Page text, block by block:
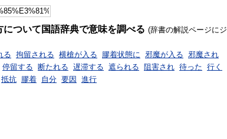
について国語辞典で意味を調べる (辞書の解説ページにジ
る 拘留される 横槍が入る 膠着状態に 邪魔が入る 邪魔され
停留する 断たれる 遅滞する 遮られる 阻害され 待った 行く
抵抗 膠着 自分 要因 進行